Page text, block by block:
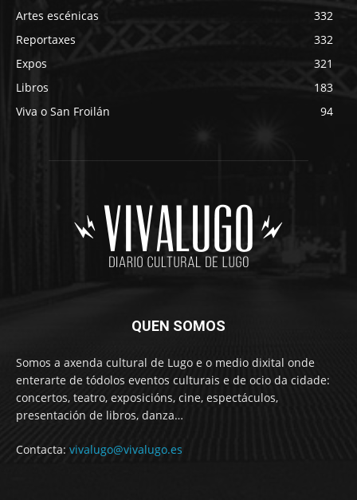
Artes escénicas
332
Reportaxes
332
Expos
321
Libros
183
Viva o San Froilán
94
QUEN SOMOS
Somos a axenda cultural de Lugo e o medio dixital onde
enterarte de tódolos eventos culturais e de ocio da cidade:
concertos, teatro, exposicións, cine, espectáculos,
presentación de libros, danza…
Contacta: vivalugo@vivalugo.es